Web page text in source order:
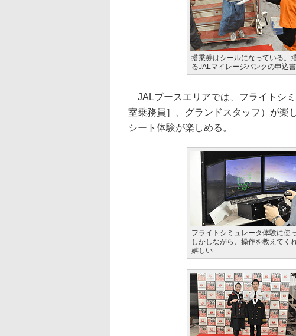
搭乗券はシールになっている。
るJALマイレージバンクの申込
JALブースエリアでは、フライトシ
室乗務員］、グランドスタッフ）が楽
シート体験が楽しめる。
フライトシミュレータ体験に使
しかしながら、操作を教えてく
嬉しい